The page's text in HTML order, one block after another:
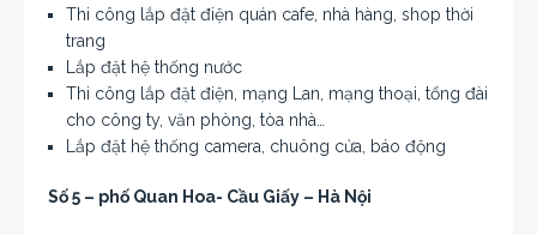
Thi công lắp đặt điện quán cafe, nhà hàng, shop thời
trang
Lắp đặt hệ thống nước
Thi công lắp đặt điện, mạng Lan, mạng thoại, tổng đài
cho công ty, văn phòng, tòa nhà…
Lắp đặt hệ thống camera, chuông cửa, báo động
Số 5 – phố Quan Hoa- Cầu Giấy – Hà Nội